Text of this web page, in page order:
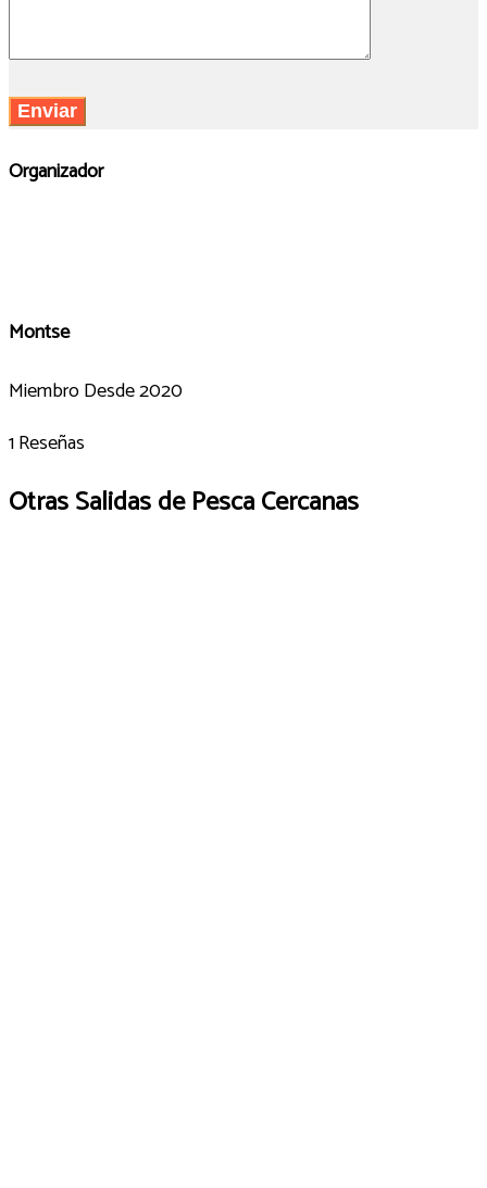
Organizador
Montse
Miembro Desde 2020
1 Reseñas
Otras Salidas de Pesca Cercanas